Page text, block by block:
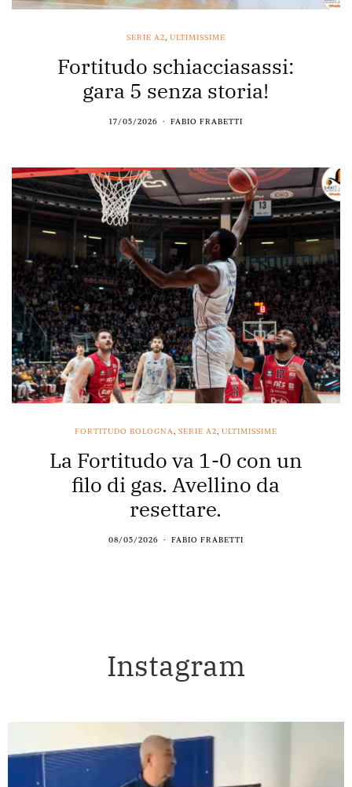
SERIE A2, ULTIMISSIME
Fortitudo schiacciasassi:
gara 5 senza storia!
17/05/2026 FABIO FRABETTI
FORTITUDO BOLOGNA, SERIE A2, ULTIMISSIME
La Fortitudo va 1-0 con un
filo di gas. Avellino da
resettare.
08/05/2026 FABIO FRABETTI
Instagram